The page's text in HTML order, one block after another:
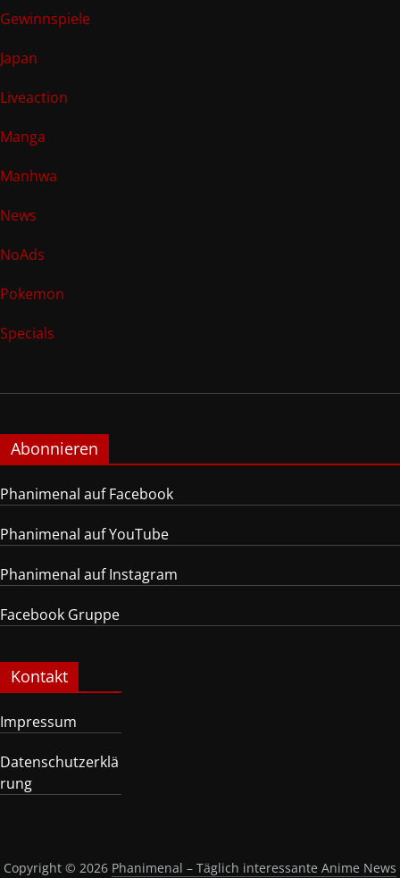
Gewinnspiele
Japan
Liveaction
Manga
Manhwa
News
NoAds
Pokemon
Specials
Abonnieren
Phanimenal auf Facebook
Phanimenal auf YouTube
Phanimenal auf Instagram
Facebook Gruppe
Kontakt
Impressum
Datenschutzerklä
rung
Copyright © 2026 Phanimenal – Täglich interessante Anime News